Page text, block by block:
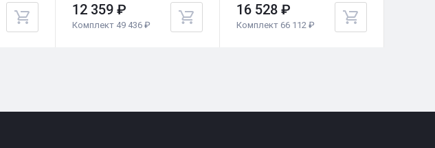
12 359 ₽
Комплект 49 436 ₽
16 528 ₽
Комплект 66 112 ₽